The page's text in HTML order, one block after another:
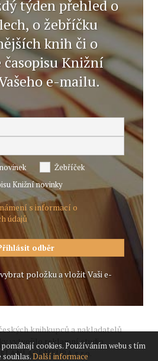
týden přehled o
o žebříčku
knih či o
časopisu Knižní
e-mailu.
Žebříček
Knižní novinky
s informací o
údajů
položku a vložit Vaši e-
knihkupců a nakladatelů
vytvořilo reklamní studio
AGENTURA s.r.o.
cookies. Používáním webu s tím
souhlas.Další informace